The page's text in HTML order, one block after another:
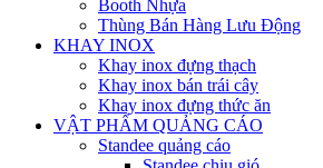
Booth Nhựa
Thùng Bán Hàng Lưu Động
KHAY INOX
Khay inox đựng thạch
Khay inox bán trái cây
Khay inox đựng thức ăn
VẬT PHẨM QUẢNG CÁO
Standee quảng cáo